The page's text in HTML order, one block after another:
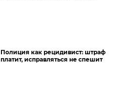
Полиция как рецидивист: штраф
платит, исправляться не спешит